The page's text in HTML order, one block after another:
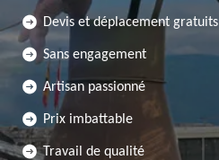
Devis et déplacement gratuits
Sans engagement
Artisan passionné
Prix imbattable
Travail de qualité